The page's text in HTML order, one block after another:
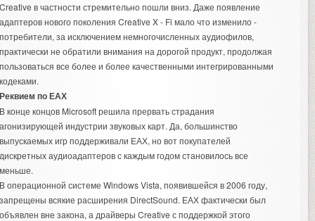
в частности стремительно пошли вниз. Даже появление
нового поколения Creative X - Fi мало что изменило -
за исключением немногочисленных аудиофилов,
не обратили внимания на дорогой продукт, продолжая
все более и более качественными интегрированными
по ЕАХ
конце концов Microsoft решила прервать страдания
индустрии звуковых карт. Да, большинство
игр поддерживали ЕАХ, но вот покупателей
аудиоадаптеров с каждым годом становилось все
операционной системе Windows Vista, появившейся в 2006 году,
всякие расширения DirectSound. ЕАХ фактически был
вне закона, а драйверы Creative с поддержкой этого